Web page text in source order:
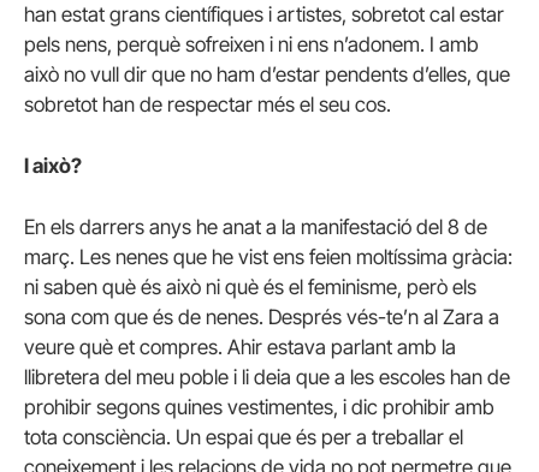
han estat grans científiques i artistes, sobretot cal estar
pels nens, perquè sofreixen i ni ens n’adonem. I amb
això no vull dir que no ham d’estar pendents d’elles, que
sobretot han de respectar més el seu cos.
I això?
En els darrers anys he anat a la manifestació del 8 de
març. Les nenes que he vist ens feien moltíssima gràcia:
ni saben què és això ni què és el feminisme, però els
sona com que és de nenes. Després vés-te’n al Zara a
veure què et compres. Ahir estava parlant amb la
llibretera del meu poble i li deia que a les escoles han de
prohibir segons quines vestimentes, i dic prohibir amb
tota consciència. Un espai que és per a treballar el